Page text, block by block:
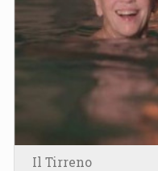
Il Tirreno